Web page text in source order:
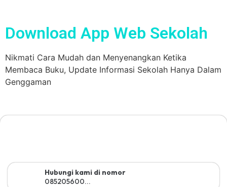
Download App Web Sekolah
Nikmati Cara Mudah dan Menyenangkan Ketika
Membaca Buku, Update Informasi Sekolah Hanya Dalam
Genggaman
Hubungi kami di nomor
085205600...